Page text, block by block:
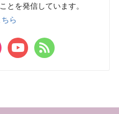
とを発信しています。
ら